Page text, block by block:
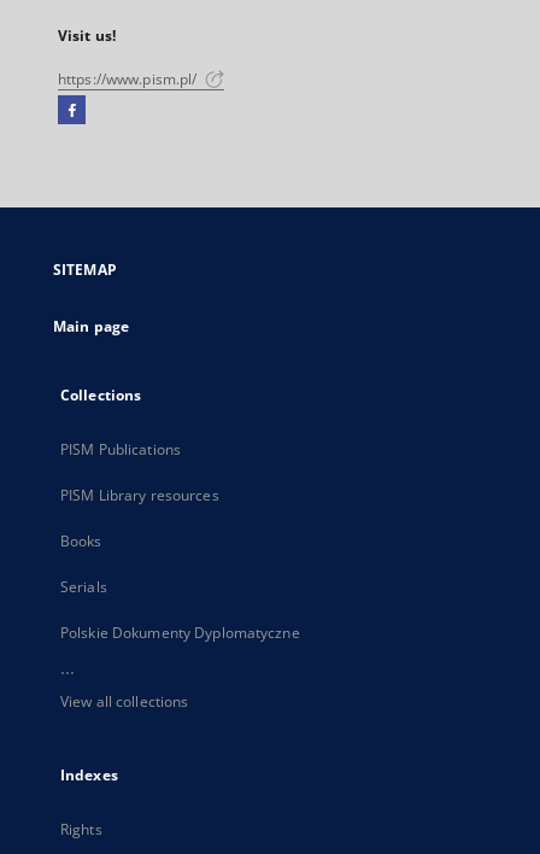
Visit us!
https://www.pism.pl/
Facebook
open
new
SITEMAP
Main page
Collections
PISM Publications
PISM Library resources
Books
Serials
Polskie Dokumenty Dyplomatyczne
...
View all collections
Indexes
Rights